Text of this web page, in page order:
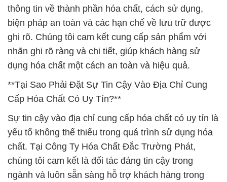
thông tin về thành phần hóa chất, cách sử dụng,
biện pháp an toàn và các hạn chế về lưu trữ được
ghi rõ. Chúng tôi cam kết cung cấp sản phẩm với
nhãn ghi rõ ràng và chi tiết, giúp khách hàng sử
dụng hóa chất một cách an toàn và hiệu quả.
**Tại Sao Phải Đặt Sự Tin Cậy Vào Địa Chỉ Cung
Cấp Hóa Chất Có Uy Tín?**
Sự tin cậy vào địa chỉ cung cấp hóa chất có uy tín là
yếu tố không thể thiếu trong quá trình sử dụng hóa
chất. Tại Công Ty Hóa Chất Đắc Trường Phát,
chúng tôi cam kết là đối tác đáng tin cậy trong
ngành và luôn sẵn sàng hỗ trợ khách hàng trong